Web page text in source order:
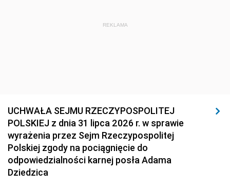
REKLAMA
UCHWAŁA SEJMU RZECZYPOSPOLITEJ
POLSKIEJ z dnia 31 lipca 2026 r. w sprawie
wyrażenia przez Sejm Rzeczypospolitej
Polskiej zgody na pociągnięcie do
odpowiedzialności karnej posła Adama
Dziedzica